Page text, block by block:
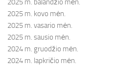
2025 m. balandžio mėn.
2025 m. kovo mėn.
2025 m. vasario mėn.
2025 m. sausio mėn.
2024 m. gruodžio mėn.
2024 m. lapkričio mėn.